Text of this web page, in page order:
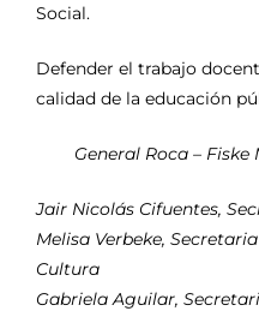
Social.
Defender el trabajo
calidad de la educación
General Roca – Fiske
Jair Nicolás Cifuentes,
Melisa Verbeke,
Cultura
Gabriela Aguilar,